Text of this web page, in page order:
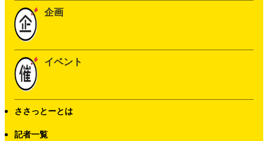
企画
イベント
ささっとーとは
記者一覧